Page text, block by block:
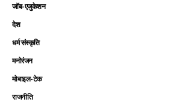
जॉब-एजुकेशन
देश
धर्म संस्कृति
मनोरंजन
मोबाइल-टेक
राजनीति